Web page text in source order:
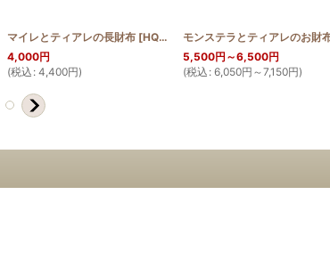
[2WAY_PB_LAU2]
マイレとティアレの長財布 [HQWLT_MAI_TIA
]
4,000円
(税込 : 4,400円)
5,500円 ～6,500円
(税込 : 6,050円 ～7,150円)